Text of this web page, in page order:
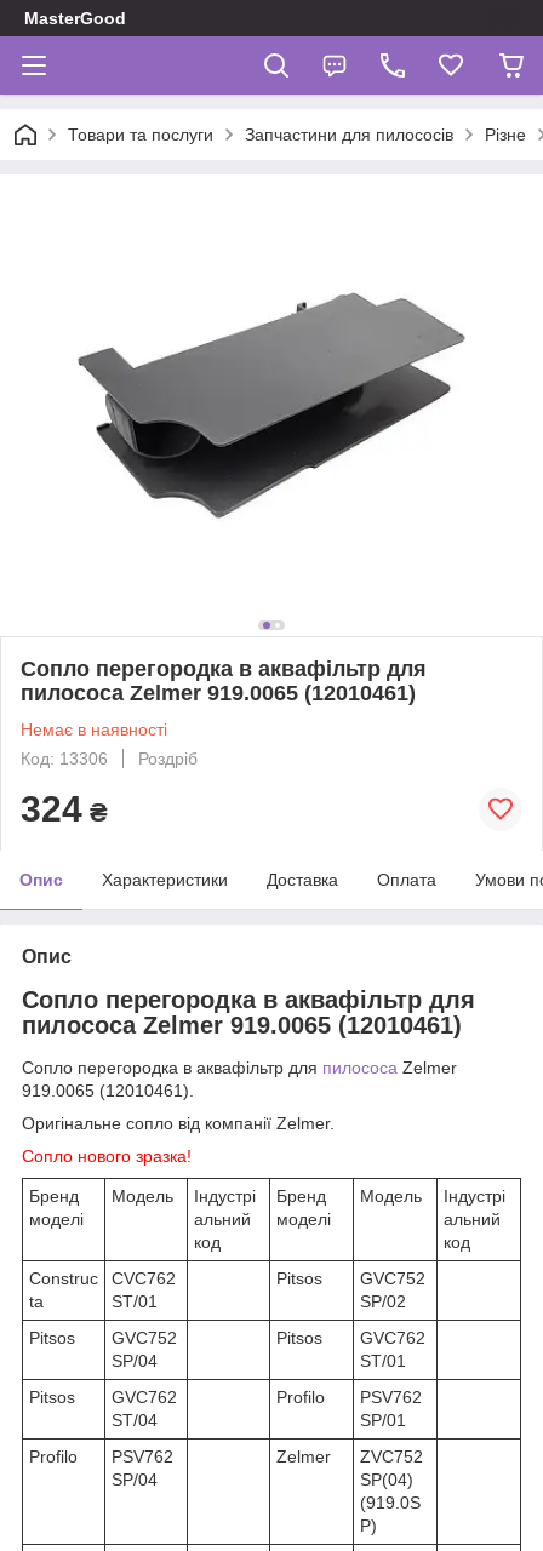
MasterGood
Товари та послуги Запчастини для пилососів Різне
Сопло перегородка в аквафільтр для
пилососа Zelmer 919.0065 (12010461)
Немає в наявності
Код: 13306
Роздріб
324 ₴
Опис Характеристики Доставка Оплата Умови
Опис
Сопло перегородка в аквафільтр для
пилососа Zelmer 919.0065 (12010461)
Сопло перегородка в аквафільтр для пилососа Zelmer
919.0065 (12010461).
Оригінальне сопло від компанії Zelmer.
Сопло нового зразка!
Бренд
моделі
Модель
Індустрі
альний
код
Бренд
моделі
Модель
Індустрі
альний
код
Construc
ta
CVC762
ST/01
Pitsos
GVC752
SP/02
Pitsos
GVC752
SP/04
Pitsos
GVC762
ST/01
Pitsos
GVC762
ST/04
Profilo
PSV762
SP/01
Profilo
PSV762
SP/04
Zelmer
ZVC752
SP(04)
(919.0S
P)